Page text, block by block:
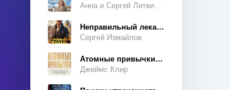
Культурология
Литература 18 века
Литература 19 века
Литература 20 века
Любовные романы
Неправильный лекарь
Сергей Измайлов
Атомные привычки. Как приобрести хорошие привычки и избавиться от плохих
Джеймс Клир